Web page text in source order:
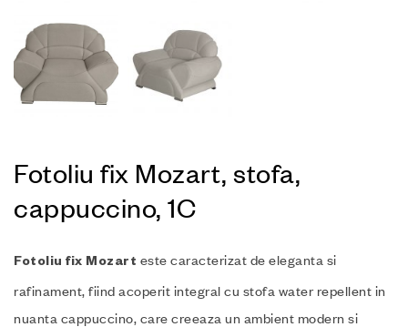
Fotoliu fix Mozart, stofa,
cappuccino, 1C
Fotoliu fix Mozart este caracterizat de eleganta si
rafinament, fiind acoperit integral cu stofa water repellent in
nuanta cappuccino, care creeaza un ambient modern si